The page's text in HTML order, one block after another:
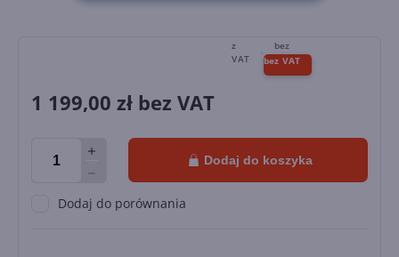
1 199,00 zł bez VAT
Dodaj do koszyka
Dodaj do porównania